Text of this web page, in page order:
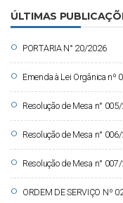
ÚLTIMAS
circle PORTARIA N° 20/2026
circle Emenda à Lei Orgânica nº
circle Resolução de Mesa n°
circle Resolução de Mesa n°
circle Resolução de Mesa n°
circle ORDEM DE SERVIÇO Nº